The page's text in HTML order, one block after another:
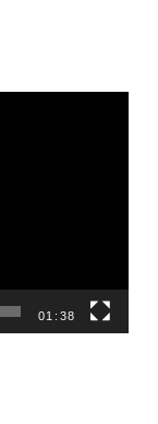
01:38